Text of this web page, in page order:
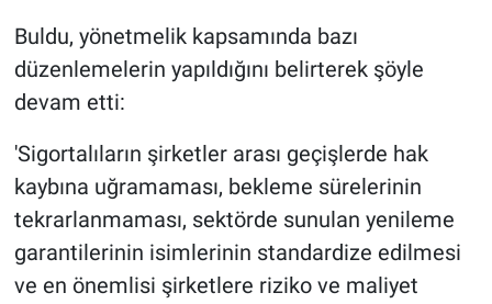
Buldu, yönetmelik kapsamında bazı
düzenlemelerin yapıldığını belirterek şöyle
devam etti:
'Sigortalıların şirketler arası geçişlerde hak
kaybına uğramaması, bekleme sürelerinin
tekrarlanmaması, sektörde sunulan yenileme
garantilerinin isimlerinin standardize edilmesi
ve en önemlisi şirketlere riziko ve maliyet